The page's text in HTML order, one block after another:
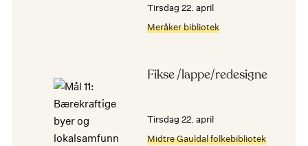
tirsdag 22. april
Meråker bibliotek
Fikse /lappe/redesigne
tirsdag 22. april
Midtre Gauldal folkebibliotek